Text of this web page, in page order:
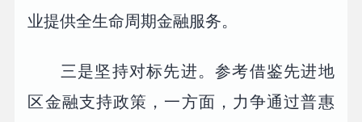
业提供全生命周期金融服务。
三是坚持对标先进。参考借鉴先进地
区金融支持政策，一方面，力争通过普惠